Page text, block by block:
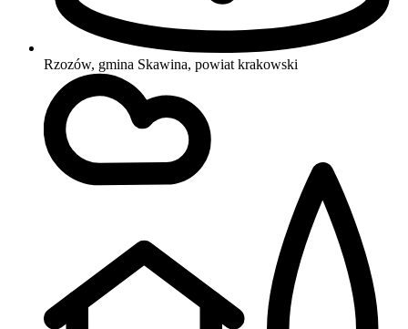
Rzozów, gmina Skawina, powiat krakowski